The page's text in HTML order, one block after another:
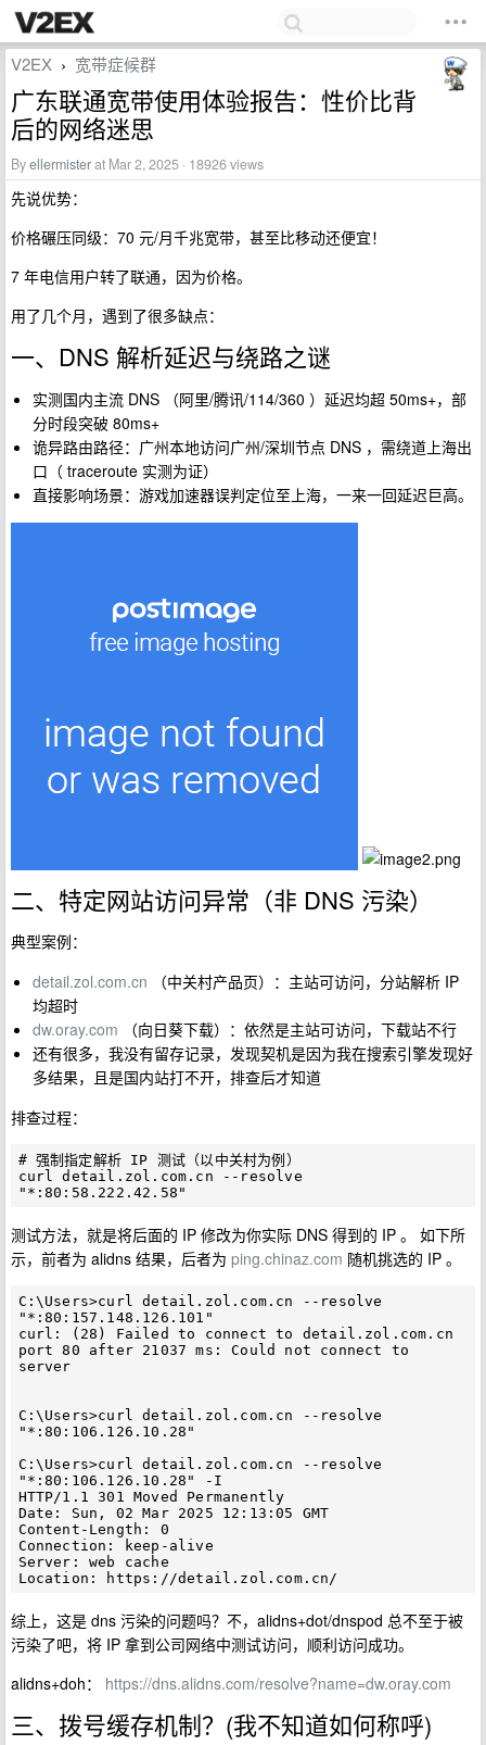
V2EX › 宽带症候群
广东联通宽带使用体验报告：性价比背
后的网络迷思
Byellermisterat Mar 2, 2025 · 18926 views
先说优势：
价格碾压同级：70 元/月千兆宽带，甚至比移动还便宜！
7 年电信用户转了联通，因为价格。
用了几个月，遇到了很多缺点：
一、DNS 解析延迟与绕路之谜
实测国内主流 DNS （阿里/腾讯/114/360 ）延迟均超 50ms+，部
分时段突破 80ms+
诡异路由路径：广州本地访问广州/深圳节点 DNS ，需绕道上海出
口（ traceroute 实测为证）
直接影响场景：游戏加速器误判定位至上海，一来一回延迟巨高。
二、特定网站访问异常（非 DNS 污染）
典型案例：
detail.zol.com.cn （中关村产品页）：主站可访问，分站解析 IP
均超时
dw.oray.com （向日葵下载）：依然是主站可访问，下载站不行
还有很多，我没有留存记录，发现契机是因为我在搜索引擎发现好
多结果，且是国内站打不开，排查后才知道
排查过程：
# 强制指定解析 IP 测试（以中关村为例）
curl detail.zol.com.cn --resolve
测试方法，就是将后面的 IP 修改为你实际 DNS 得到的 IP 。 如下所
示，前者为 alidns 结果，后者为 ping.chinaz.com 随机挑选的 IP 。
C:\Users>curl detail.zol.com.cn --resolve
"*:80:157.148.126.101"
curl: (28) Failed to connect to detail.zol.com.cn
port 80 after 21037 ms: Could not connect to
server
C:\Users>curl detail.zol.com.cn --resolve
"*:80:106.126.10.28"
C:\Users>curl detail.zol.com.cn --resolve
"*:80:106.126.10.28" -I
HTTP/1.1 301 Moved Permanently
Date: Sun, 02 Mar 2025 12:13:05 GMT
Content-Length: 0
Connection: keep-alive
Server: web cache
综上，这是 dns 污染的问题吗？不，alidns+dot/dnspod 总不至于被
污染了吧，将 IP 拿到公司网络中测试访问，顺利访问成功。
alidns+doh： https://dns.alidns.com/resolve?name=dw.oray.com
三、拨号缓存机制？(我不知道如何称呼)